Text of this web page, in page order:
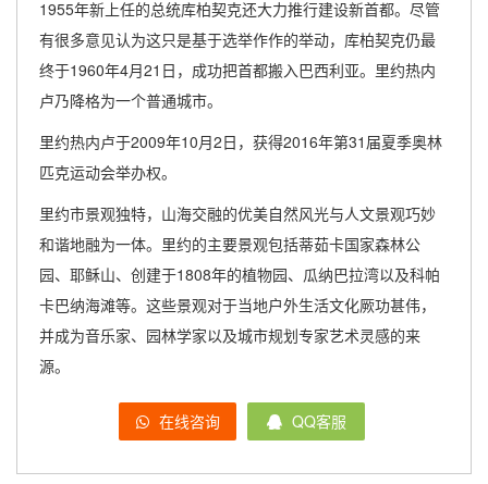
1955年新上任的总统库柏契克还大力推行建设新首都。尽管
有很多意见认为这只是基于选举作作的举动，库柏契克仍最
终于1960年4月21日，成功把首都搬入巴西利亚。里约热内
卢乃降格为一个普通城市。
里约热内卢于2009年10月2日，获得2016年第31届夏季奥林
匹克运动会举办权。
里约市景观独特，山海交融的优美自然风光与人文景观巧妙
和谐地融为一体。里约的主要景观包括蒂茹卡国家森林公
园、耶稣山、创建于1808年的植物园、瓜纳巴拉湾以及科帕
卡巴纳海滩等。这些景观对于当地户外生活文化厥功甚伟，
并成为音乐家、园林学家以及城市规划专家艺术灵感的来
源。
在线咨询 QQ客服